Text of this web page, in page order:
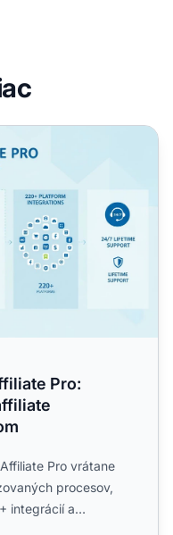
Kompletný
Pro:
Pro vrátane
procesov,
integrácií a